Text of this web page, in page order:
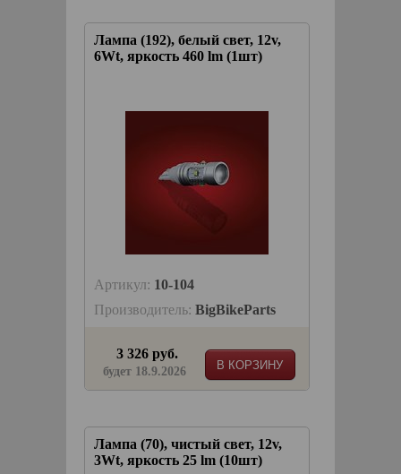
Лампа (192), белый свет, 12v,
6Wt, яркость 460 lm (1шт)
Артикул: 10-104
Производитель: BigBikeParts
В КОРЗИНУ
3 326 руб.
будет 18.9.2026
Лампа (70), чистый свет, 12v,
3Wt, яркость 25 lm (10шт)